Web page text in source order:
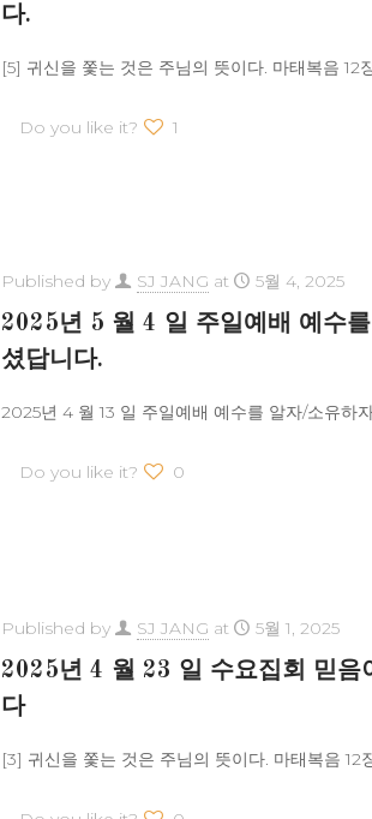
다.
[5] 귀신을 쫓는 것은 주님의 뜻이다. 마태복음 12
Do you like it? 1
Published by SJ JANG at 5월 4, 2025
2025년 5 월 4 일 주일예배 예수
셨답니다.
2025년 4 월 13 일 주일예배 예수를 알자/소유하
Do you like it? 0
Published by SJ JANG at 5월 1, 2025
2025년 4 월 23 일 수요집회 믿음
다
[3] 귀신을 쫓는 것은 주님의 뜻이다. 마태복음 12